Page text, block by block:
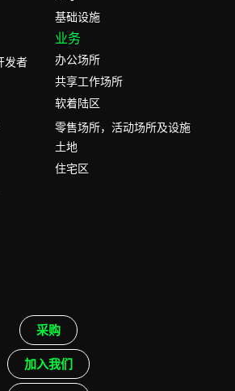
基础设施
发者
业务
办公场所
共享工作场所
软着陆区
零售场所，活动场所及设施
土地
住宅区
采购
加入我们